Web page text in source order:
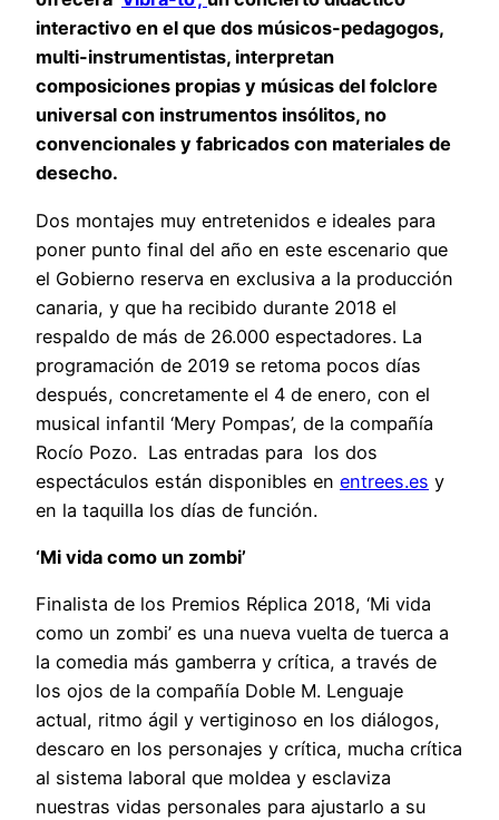
interactivo en el que dos músicos-pedagogos,
multi-instrumentistas, interpretan
composiciones propias y músicas del folclore
universal con instrumentos insólitos, no
convencionales y fabricados con materiales de
desecho.
Dos montajes muy entretenidos e ideales para
poner punto final del año en este escenario que
el Gobierno reserva en exclusiva a la producción
canaria, y que ha recibido durante 2018 el
respaldo de más de 26.000 espectadores. La
programación de 2019 se retoma pocos días
después, concretamente el 4 de enero, con el
musical infantil ‘Mery Pompas’, de la compañía
Rocío Pozo. Las entradas para los dos
espectáculos están disponibles en entrees.es y
en la taquilla los días de función.
‘Mi vida como un zombi’
Finalista de los Premios Réplica 2018, ‘Mi vida
como un zombi’ es una nueva vuelta de tuerca a
la comedia más gamberra y crítica, a través de
los ojos de la compañía Doble M. Lenguaje
actual, ritmo ágil y vertiginoso en los diálogos,
descaro en los personajes y crítica, mucha crítica
al sistema laboral que moldea y esclaviza
nuestras vidas personales para ajustarlo a su